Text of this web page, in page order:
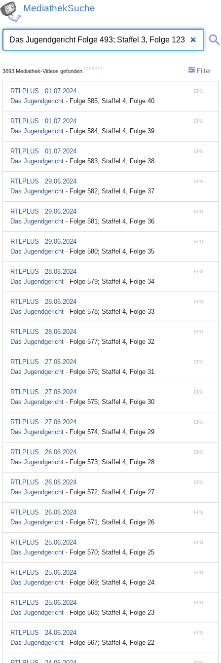
MediathekSuche
3693 Mediathek-Videos gefunden.
erklären Filter
EPG
RTLPLUS
01.07.2024
Das Jugendgericht - Folge 585; Staffel 4, Folge 40
EPG
RTLPLUS
01.07.2024
Das Jugendgericht - Folge 584; Staffel 4, Folge 39
EPG
RTLPLUS
01.07.2024
Das Jugendgericht - Folge 583; Staffel 4, Folge 38
EPG
RTLPLUS
29.06.2024
Das Jugendgericht - Folge 582; Staffel 4, Folge 37
EPG
RTLPLUS
29.06.2024
Das Jugendgericht - Folge 581; Staffel 4, Folge 36
EPG
RTLPLUS
29.06.2024
Das Jugendgericht - Folge 580; Staffel 4, Folge 35
EPG
RTLPLUS
28.06.2024
Das Jugendgericht - Folge 579; Staffel 4, Folge 34
EPG
RTLPLUS
28.06.2024
Das Jugendgericht - Folge 578; Staffel 4, Folge 33
EPG
RTLPLUS
28.06.2024
Das Jugendgericht - Folge 577; Staffel 4, Folge 32
EPG
RTLPLUS
27.06.2024
Das Jugendgericht - Folge 576; Staffel 4, Folge 31
EPG
RTLPLUS
27.06.2024
Das Jugendgericht - Folge 575; Staffel 4, Folge 30
EPG
RTLPLUS
27.06.2024
Das Jugendgericht - Folge 574; Staffel 4, Folge 29
EPG
RTLPLUS
26.06.2024
Das Jugendgericht - Folge 573; Staffel 4, Folge 28
EPG
RTLPLUS
26.06.2024
Das Jugendgericht - Folge 572; Staffel 4, Folge 27
EPG
RTLPLUS
26.06.2024
Das Jugendgericht - Folge 571; Staffel 4, Folge 26
EPG
RTLPLUS
25.06.2024
Das Jugendgericht - Folge 570; Staffel 4, Folge 25
EPG
RTLPLUS
25.06.2024
Das Jugendgericht - Folge 569; Staffel 4, Folge 24
EPG
RTLPLUS
25.06.2024
Das Jugendgericht - Folge 568; Staffel 4, Folge 23
EPG
RTLPLUS
24.06.2024
Das Jugendgericht - Folge 567; Staffel 4, Folge 22